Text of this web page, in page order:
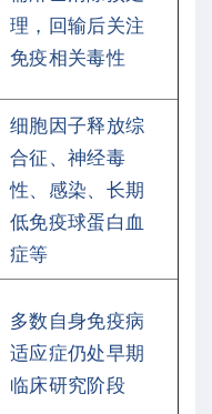
理，回输后关注
免疫相关毒性
细胞因子释放综
合征、神经毒
性、感染、长期
低免疫球蛋白血
症等
多数自身免疫病
适应症仍处早期
临床研究阶段